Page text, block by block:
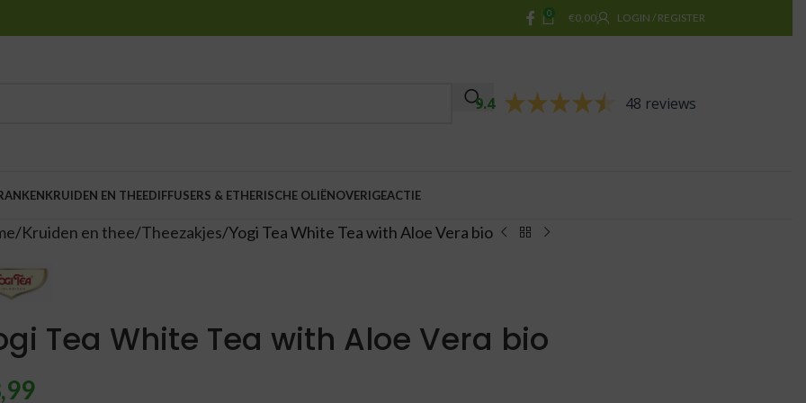
0 €0,00 LOGIN / REGISTER
9.4 48 reviews
KRUIDEN EN THEEDIFFUSERS & ETHERISCHE OLIËNOVERIGEACTIE
Kruiden en thee Theezakjes Yogi Tea White Tea with Aloe Vera bio
Tea White Tea with Aloe Vera bio